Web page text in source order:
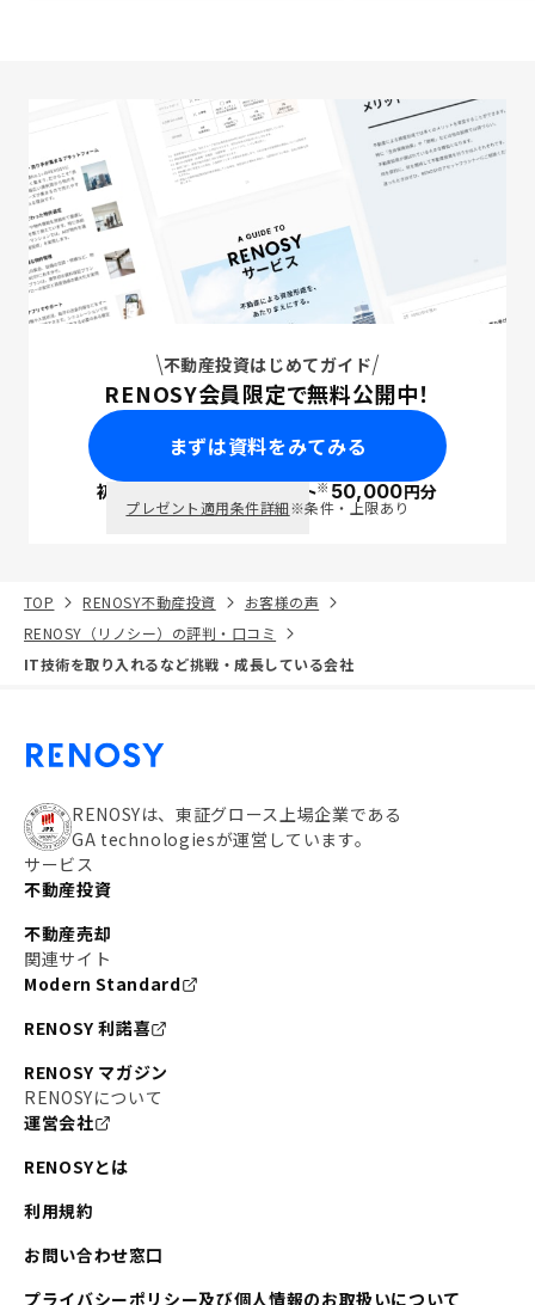
不動産投資はじめてガイド
RENOSY会員限定で無料公開中！
まずは資料をみてみる
初回面談で ポイント※50,000円分
プレゼント適用条件詳細※条件・上限あり
TOP RENOSY不動産投資
お客様の声
RENOSY（リノシー）の評判・口コミ
IT技術を取り入れるなど挑戦・成長している会社
RENOSYは、東証グロース上場企業である
GA technologiesが運営しています。
サービス
不動産投資
不動産売却
関連サイト
Modern Standard
RENOSY 利諾喜
RENOSY マガジン
RENOSYについて
運営会社
RENOSYとは
利用規約
お問い合わせ窓口
プライバシーポリシー及び個人情報のお取扱いについて